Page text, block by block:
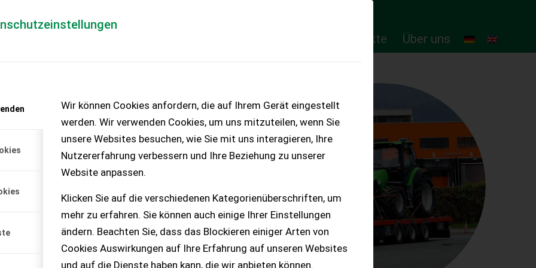
Wir können Cookies anfordern, die auf Ihrem Gerät eingestellt
werden. Wir verwenden Cookies, um uns mitzuteilen, wenn Sie
unsere Websites besuchen, wie Sie mit uns interagieren, Ihre
Nutzererfahrung verbessern und Ihre Beziehung zu unserer
Website anpassen.
Klicken Sie auf die verschiedenen Kategorienüberschriften, um
mehr zu erfahren. Sie können auch einige Ihrer Einstellungen
ändern. Beachten Sie, dass das Blockieren einiger Arten von
Cookies Auswirkungen auf Ihre Erfahrung auf unseren Websites
und auf die Dienste haben kann, die wir anbieten können.
Online-Produkte Über uns
– KEINE
x 14 cmUntere
mit Kistenhalterung...